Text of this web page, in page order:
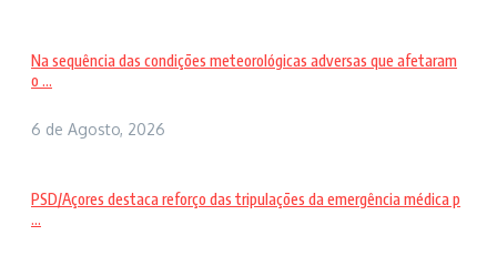
Na sequência das condições meteorológicas adversas que afetaram
o ...
6 de Agosto, 2026
PSD/Açores destaca reforço das tripulações da emergência médica p
...